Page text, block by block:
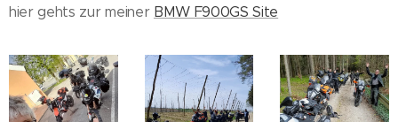
hier gehts zur meiner BMW F900GS Site